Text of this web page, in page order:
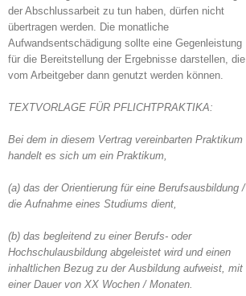
der Abschlussarbeit zu tun haben, dürfen nicht
übertragen werden. Die monatliche
Aufwandsentschädigung sollte eine Gegenleistung
für die Bereitstellung der Ergebnisse darstellen, die
vom Arbeitgeber dann genutzt werden können.
TEXTVORLAGE FÜR PFLICHTPRAKTIKA:
Bei dem in diesem Vertrag vereinbarten Praktikum
handelt es sich um ein Praktikum,
(a) das der Orientierung für eine Berufsausbildung /
die Aufnahme eines Studiums dient,
(b) das begleitend zu einer Berufs- oder
Hochschulausbildung abgeleistet wird und einen
inhaltlichen Bezug zu der Ausbildung aufweist, mit
einer Dauer von XX Wochen / Monaten.